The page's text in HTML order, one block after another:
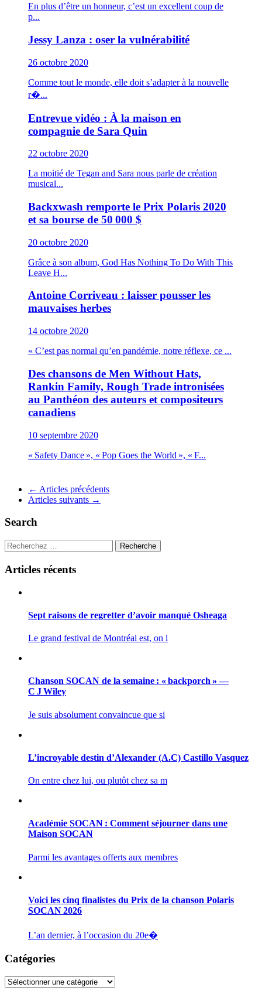
En plus d’être un honneur, c’est un excellent coup de
p...
Jessy Lanza : oser la vulnérabilité
26 octobre 2020
Comme tout le monde, elle doit s’adapter à la nouvelle
r�...
Entrevue vidéo : À la maison en
compagnie de Sara Quin
22 octobre 2020
La moitié de Tegan and Sara nous parle de création
musical...
Backxwash remporte le Prix Polaris 2020
et sa bourse de 50 000 $
20 octobre 2020
Grâce à son album, God Has Nothing To Do With This
Leave H...
Antoine Corriveau : laisser pousser les
mauvaises herbes
14 octobre 2020
« C’est pas normal qu’en pandémie, notre réflexe, ce ...
Des chansons de Men Without Hats,
Rankin Family, Rough Trade intronisées
au Panthéon des auteurs et compositeurs
canadiens
10 septembre 2020
« Safety Dance », « Pop Goes the World », « F...
Navigation
pour
les
articles
← Articles précédents
Articles suivants →
Search
Recherche
Articles récents
Sept raisons de regretter d’avoir manqué Osheaga
Le grand festival de Montréal est, on l
Chanson SOCAN de la semaine : « backporch » —
C J Wiley
Je suis absolument convaincue que si
L’incroyable destin d’Alexander (A.C) Castillo Vasquez
On entre chez lui, ou plutôt chez sa m
Académie SOCAN : Comment séjourner dans une
Maison SOCAN
Parmi les avantages offerts aux membres
Voici les cinq finalistes du Prix de la chanson Polaris
SOCAN 2026
L’an dernier, à l’occasion du 20e�
Catégories
Catégories